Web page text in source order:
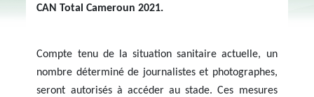
CAN Total Cameroun 2021.
Compte tenu de la situation sanitaire actuelle, un
nombre déterminé de journalistes et photographes,
seront autorisés à accéder au stade. Ces mesures